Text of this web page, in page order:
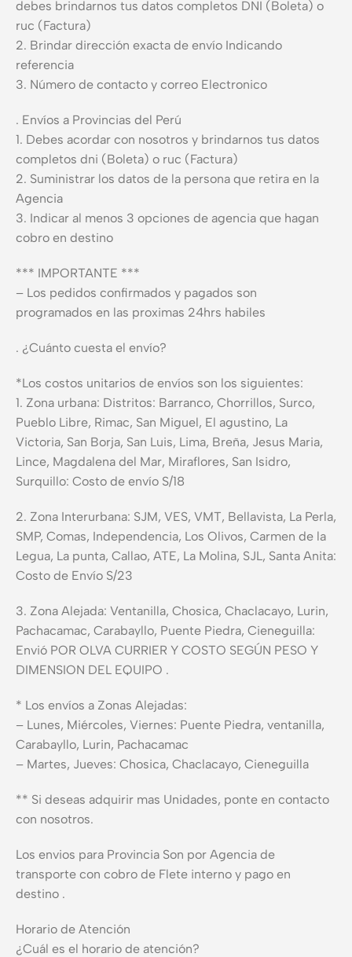
debes brindarnos tus datos completos DNI (Boleta) o
ruc (Factura)
2. Brindar dirección exacta de envío Indicando
referencia
3. Número de contacto y correo Electronico
. Envíos a Provincias del Perú
1. Debes acordar con nosotros y brindarnos tus datos
completos dni (Boleta) o ruc (Factura)
2. Suministrar los datos de la persona que retira en la
Agencia
3. Indicar al menos 3 opciones de agencia que hagan
cobro en destino
*** IMPORTANTE ***
– Los pedidos confirmados y pagados son
programados en las proximas 24hrs habiles
. ¿Cuánto cuesta el envío?
*Los costos unitarios de envíos son los siguientes:
1. Zona urbana: Distritos: Barranco, Chorrillos, Surco,
Pueblo Libre, Rimac, San Miguel, El agustino, La
Victoria, San Borja, San Luis, Lima, Breña, Jesus Maria,
Lince, Magdalena del Mar, Miraflores, San Isidro,
Surquillo: Costo de envío S/18
2. Zona Interurbana: SJM, VES, VMT, Bellavista, La Perla,
SMP, Comas, Independencia, Los Olivos, Carmen de la
Legua, La punta, Callao, ATE, La Molina, SJL, Santa Anita:
Costo de Envío S/23
3. Zona Alejada: Ventanilla, Chosica, Chaclacayo, Lurin,
Pachacamac, Carabayllo, Puente Piedra, Cieneguilla:
Envió POR OLVA CURRIER Y COSTO SEGÚN PESO Y
DIMENSION DEL EQUIPO .
* Los envíos a Zonas Alejadas:
– Lunes, Miércoles, Viernes: Puente Piedra, ventanilla,
Carabayllo, Lurin, Pachacamac
– Martes, Jueves: Chosica, Chaclacayo, Cieneguilla
** Si deseas adquirir mas Unidades, ponte en contacto
con nosotros.
Los envios para Provincia Son por Agencia de
transporte con cobro de Flete interno y pago en
destino .
Horario de Atención
¿Cuál es el horario de atención?